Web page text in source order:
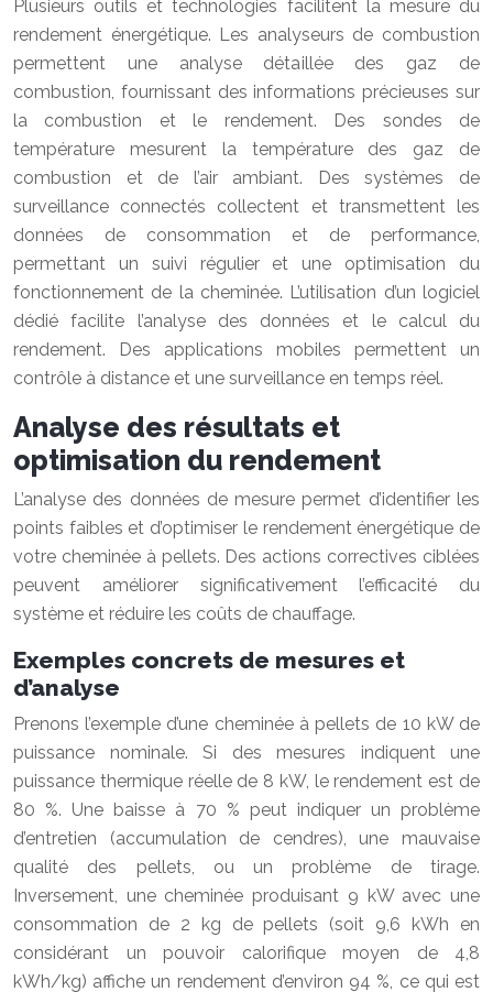
Plusieurs outils et technologies facilitent la mesure du
rendement énergétique. Les analyseurs de combustion
permettent une analyse détaillée des gaz de
combustion, fournissant des informations précieuses sur
la combustion et le rendement. Des sondes de
température mesurent la température des gaz de
combustion et de l’air ambiant. Des systèmes de
surveillance connectés collectent et transmettent les
données de consommation et de performance,
permettant un suivi régulier et une optimisation du
fonctionnement de la cheminée. L’utilisation d’un logiciel
dédié facilite l’analyse des données et le calcul du
rendement. Des applications mobiles permettent un
contrôle à distance et une surveillance en temps réel.
Analyse des résultats et
optimisation du rendement
L’analyse des données de mesure permet d’identifier les
points faibles et d’optimiser le rendement énergétique de
votre cheminée à pellets. Des actions correctives ciblées
peuvent améliorer significativement l’efficacité du
système et réduire les coûts de chauffage.
Exemples concrets de mesures et
d’analyse
Prenons l’exemple d’une cheminée à pellets de 10 kW de
puissance nominale. Si des mesures indiquent une
puissance thermique réelle de 8 kW, le rendement est de
80 %. Une baisse à 70 % peut indiquer un problème
d’entretien (accumulation de cendres), une mauvaise
qualité des pellets, ou un problème de tirage.
Inversement, une cheminée produisant 9 kW avec une
consommation de 2 kg de pellets (soit 9,6 kWh en
considérant un pouvoir calorifique moyen de 4,8
kWh/kg) affiche un rendement d’environ 94 %, ce qui est